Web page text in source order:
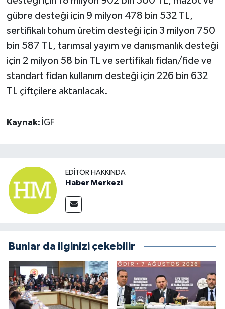
gübre desteği için 9 milyon 478 bin 532 TL,
sertifikalı tohum üretim desteği için 3 milyon 750
bin 587 TL, tarımsal yayım ve danışmanlık desteği
için 2 milyon 58 bin TL ve sertifikalı fidan/fide ve
standart fidan kullanım desteği için 226 bin 632
TL çiftçilere aktarılacak.
Kaynak: İGF
EDITÖR HAKKINDA
Haber Merkezi
Bunlar da ilginizi çekebilir